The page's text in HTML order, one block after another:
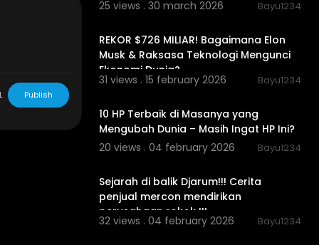
25 views . 30 march 2026
Bayu1234
REKOR $726 MILIAR! Bagaimana Elon
Musk & Raksasa Teknologi Mengunci
Ekonomi Dunia?
31 views . 15 february 2026 Bayu1234
10 HP Terbaik di Masanya yang
Mengubah Dunia – Masih Ingat HP Ini?
20 views . 04 february 2026
Bayu1234
Sejarah di balik Djarum!!! Cerita
penjual mercon mendirikan
perusahaan rokok !!!
32 views . 04 february 2026 Bayu1234
membedah
buatan (AI)
Publish